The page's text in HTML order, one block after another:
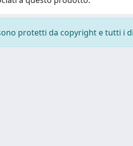
protetti da copyright e tutti i